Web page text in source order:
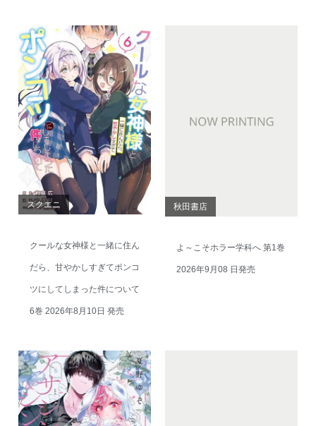
スクエニ
クールな女神様と一緒に住ん
だら、甘やかしすぎてポンコ
ツにしてしまった件について
6巻 2026年8月10日 発売
秋田書店
よ～こそホラー学科へ 第1巻
2026年9月08 日発売